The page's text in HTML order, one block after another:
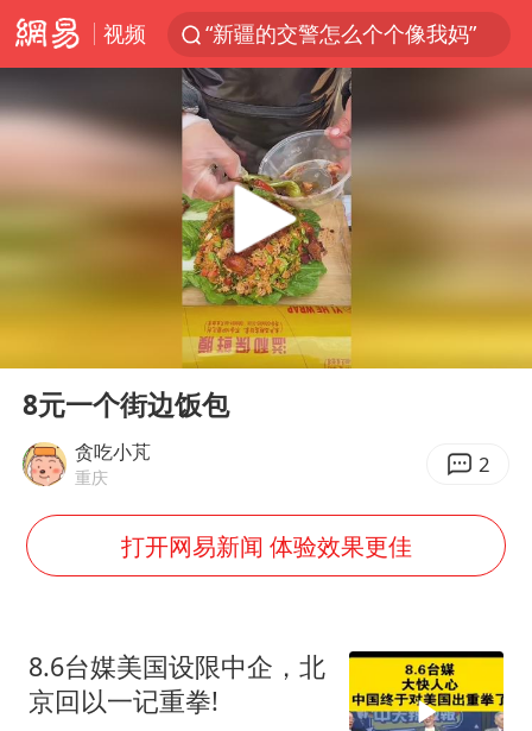
视频
“新疆的交警怎么个个像我妈”
香港正式允许“拒绝抢救”
白海豚将正面袭击贯穿浙江
情侣平潭拍日出坠崖1死1伤
《欢迎来龙餐馆》口碑
微信又有新功能，你可以“撤回”你的撤回了！
郑丽文：台湾从来没有“独立”过
杭州全市有序停课
36岁男演员成景区NPC后人气爆棚
全民健身事业高质量发展
梁家辉百花奖演讲落泪
Play
8元一个街边饭包
贪吃小芃
重庆 2
打开网易新闻 体验效果更佳
8.6台媒美国设限中企，北
京回以一记重拳!